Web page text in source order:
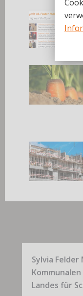
Sylvia
Landes für